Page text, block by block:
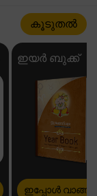
കൂടുതൽ
ഇയർ ബുക്ക്
ഇപ്പോൾ